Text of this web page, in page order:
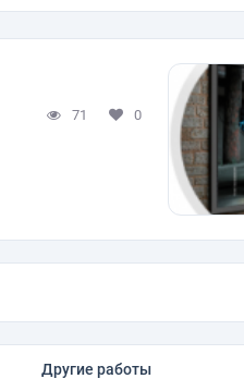
71 0
Другие работы